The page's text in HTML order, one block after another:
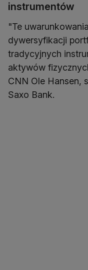
instrumentów
"Te
dywersyfikacji
tradycyjnych
aktywów
CNN Ole Hansen,
Saxo Bank.